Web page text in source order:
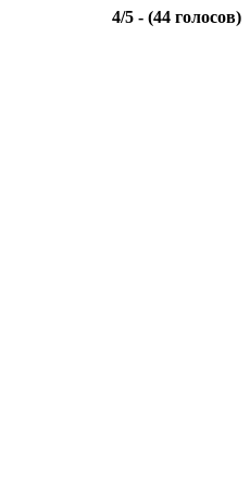
4/5 - (44 голосов)